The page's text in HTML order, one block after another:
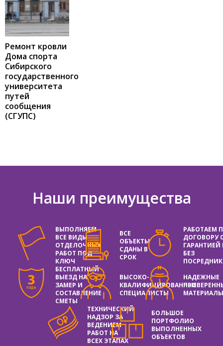
Ремонт кровли
Дома спорта
Сибирского
государственного
университета
путей
сообщения
(СГУПС)
Наши преимущества
ВЫПОЛНЯЕМ
ВСЕ ВИДЫ
ОТДЕЛОЧНЫХ
РАБОТ ПОД
КЛЮЧ
ВСЕ
ОБЪЕКТЫ
СДАНЫ В
СРОК
РАБОТАЕМ
ДОГОВОРУ
ГАРАНТИЕЙ
БЕЗ
БЕСПЛАТНЫЙ
ВЫЕЗД НА
ЗАМЕР И
СОСТАВЛЕНИЕ
СМЕТЫ
ВЫСОКО-
КВАЛИФИЦИРОВАННЫЕ
СПЕЦИАЛИСТЫ
НАДЕЖНЫЕ
ТЕХНИЧЕСКИЙ
НАДЗОР ЗА
ВЕДЕНИЕМ
РАБОТ НА
ВСЕХ ЭТАПАХ
БОЛЬШОЕ
ПОРТФОЛИО
ВЫПОЛНЕННЫХ
ОБЪЕКТОВ